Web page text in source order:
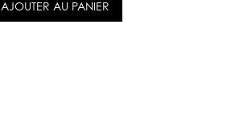
AJOUTER AU PANIER